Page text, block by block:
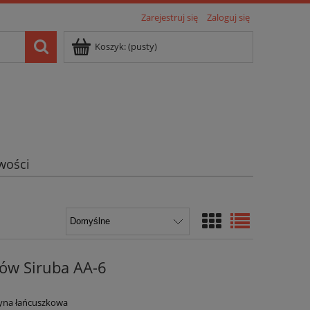
Zarejestruj się Zaloguj się
Koszyk:(pusty)
Siruba AA-6
łańcuszkowa